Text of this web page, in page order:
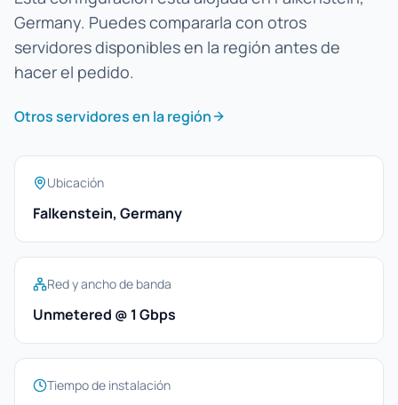
Germany. Puedes compararla con otros
servidores disponibles en la región antes de
hacer el pedido.
Otros servidores en la región
Ubicación
Falkenstein, Germany
Red y ancho de banda
Unmetered @ 1 Gbps
Tiempo de instalación